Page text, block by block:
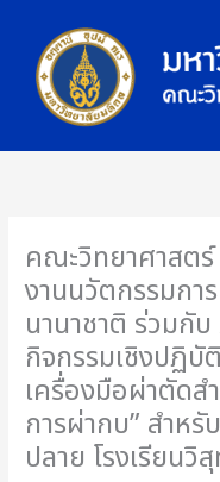
content
คณะวิทยาศาสต
งานนวัตกรรมกา
นานาชาติ ร่วมกั
กิจกรรมเชิงปฏิบั
เครื่องมือผ่าตัดส
การผ่ากบ” สำห
ปลาย โรงเรียนวิ
ม